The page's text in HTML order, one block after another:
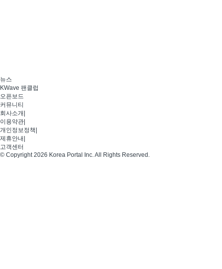
뉴스
KWave 팬클럽
오픈보드
커뮤니티
회사소개
이용약관
개인정보정책
제휴안내
고객센터
© Copyright 2026 Korea Portal Inc. All Rights Reserved.